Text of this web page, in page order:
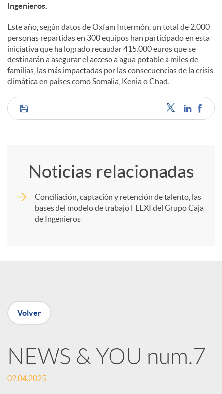
Ingenieros.
Este año, según datos de Oxfam Intermón, un total de 2.000
personas repartidas en 300 equipos han participado en esta
iniciativa que ha logrado recaudar 415.000 euros que se
destinarán a asegurar el acceso a agua potable a miles de
familias, las más impactadas por las consecuencias de la crisis
climática en países como Somalia, Kenia o Chad.
C
t
i
r
Noticias relacionadas
Conciliación, captación y retención de talento, las
bases del modelo de trabajo FLEXI del Grupo Caja
de Ingenieros
Volver
NEWS & YOU num.7
02.04.2025